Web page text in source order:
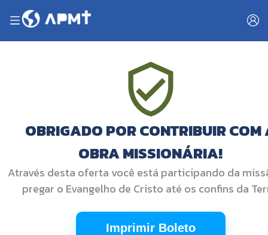
OBRIGADO POR CONTRIBUIR COM
OBRA MISSIONÁRIA!
Através desta oferta você está participando da
pregar o Evangelho de Cristo até os confins da
Imprimir Boleto